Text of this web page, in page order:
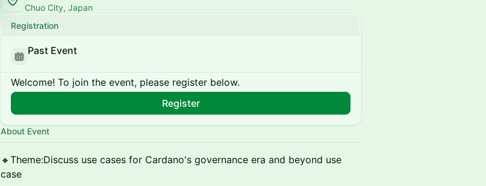
Chuo City, Japan
Registration
Past Event
Welcome! To join the event, please register below.
Register
About Event
🔸Theme:Discuss use cases for Cardano's governance era and beyond use
case